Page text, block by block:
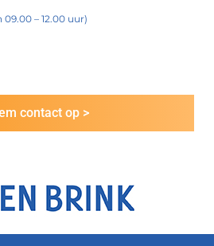
– 12.00 uur)
contact op >